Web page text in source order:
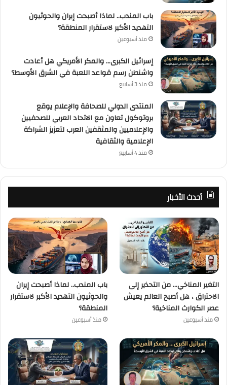
باب المندب.. لماذا أصبحت إيران والحوثيون
التهديد الأكبر لاستقرار المنطقة؟
منذ أسبوعين
إسرائيل الكبرى… والمكر الأمريكي هل أعادت
واشنطن رسم قواعد اللعبة في الشرق الأوسط؟
منذ 3 أسابيع
المنتدى الدولي للصحافة والإعلام يوقع
بروتوكول تعاون مع الاتحاد العربي للصحفيين
والإعلاميين والمثقفين العرب لتعزيز الشراكة
الإعلامية والثقافية
منذ 4 أسابيع
أحدث الأخبار
التغير المناخي… من التحذير إلى
الاحتراق ، هل أصبح العالم يعيش
عصر الكوارث المناخية؟
منذ أسبوعين
باب المندب.. لماذا أصبحت إيران
والحوثيون التهديد الأكبر لاستقرار
المنطقة؟
منذ أسبوعين